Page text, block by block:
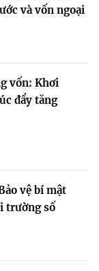
và vốn ngoại
vốn: Khơi
đẩy tăng
vệ bí mật
trường số